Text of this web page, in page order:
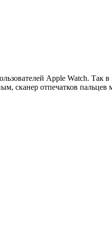
Apple Watch. Так в
отпечатков пальцев